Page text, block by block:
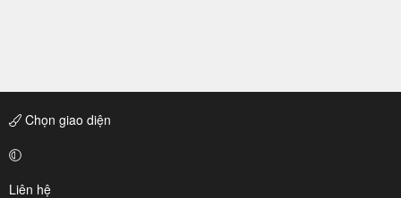
Chọn giao diện
Liên hệ